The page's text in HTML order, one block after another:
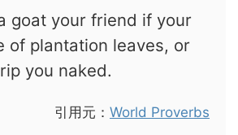
goat your friend if your
of plantation leaves, or
you naked.
引用元： World Proverbs